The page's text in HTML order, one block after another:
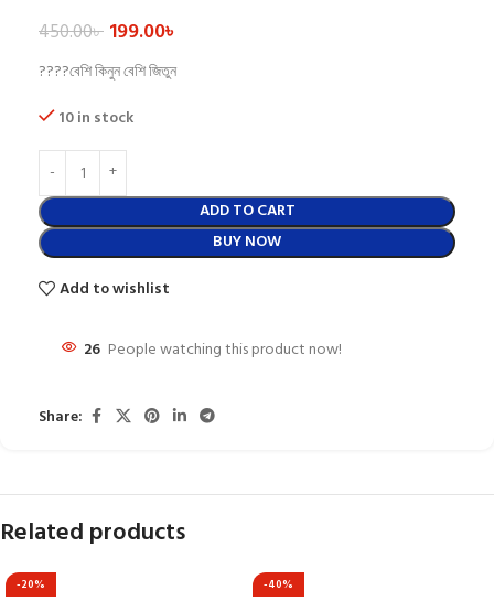
450.00৳ 199.00৳
????বেশি কিনুন বেশি জিতুন
10 in stock
ADD TO CART
BUY NOW
Add to wishlist
26 People watching this product now!
Share:
Related products
-20% -40%